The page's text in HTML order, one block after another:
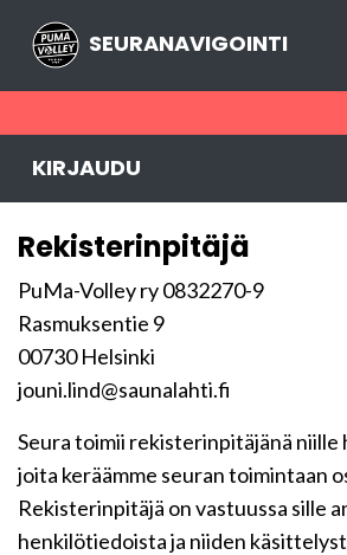
SEURANAVIGOINTI
KIRJAUDU
Rekisterinpitäjä
PuMa-Volley ry 0832270-9
Rasmuksentie 9
00730 Helsinki
jouni.lind@saunalahti.fi
Seura toimii rekisterinpitäjänä
joita keräämme seuran toimintaan
Rekisterinpitäjä on vastuussa sille
henkilötiedoista ja niiden